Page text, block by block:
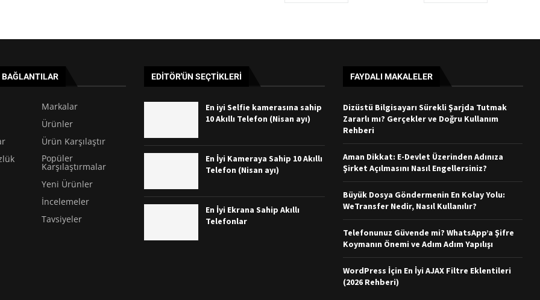
Markalar
Ürünler
Ürün Karşılaştır
Popüler
Karşılaştırmalar
Yeni Ürünler
İncelemeler
Tavsiyeler
EDITÖR'ÜN SEÇTIKLERI
En iyi Selfie kamerasına sahip
10 Akıllı Telefon (Nisan ayı)
En İyi Kameraya Sahip 10 Akıllı
Telefon (Nisan ayı)
En İyi Ekrana Sahip Akıllı
Telefonlar
FAYDALI MAKALELER
Dizüstü Bilgisayarı Sürekli Şarjda Tutmak
Zararlı mı? Gerçekler ve Doğru Kullanım
Rehberi
Aman Dikkat: E-Devlet Üzerinden Adınıza
Şirket Açılmasını Nasıl Engellersiniz?
Büyük Dosya Göndermenin En Kolay Yolu:
WeTransfer Nedir, Nasıl Kullanılır?
Telefonunuz Güvende mi? WhatsApp’a Şifre
Koymanın Önemi ve Adım Adım Yapılışı
WordPress İçin En İyi AJAX Filtre Eklentileri
(2026 Rehberi)